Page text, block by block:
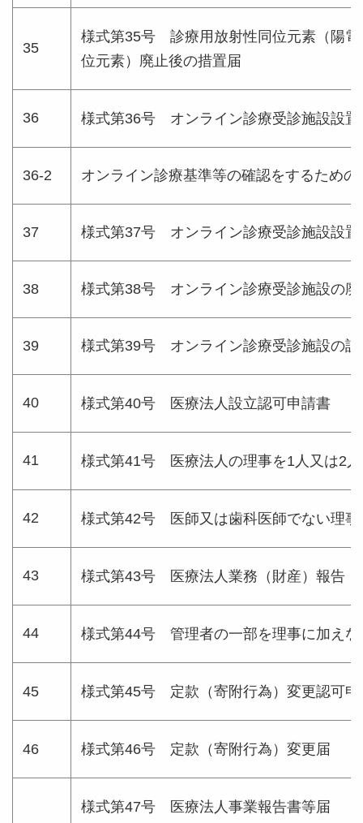
35
様式第35号 診療用放射性同位元素（陽電
位元素）廃止後の措置届
36 様式第36号 オンライン診療受診施設設置
36-2 オンライン診療基準等の確認をするため
37 様式第37号 オンライン診療受診施設設置
38 様式第38号 オンライン診療受診施設の廃
39 様式第39号 オンライン診療受診施設の設
40 様式第40号 医療法人設立認可申請書
41 様式第41号 医療法人の理事を1人又は2
42 様式第42号 医師又は歯科医師でない理事
43 様式第43号 医療法人業務（財産）報告
44 様式第44号 管理者の一部を理事に加えな
45 様式第45号 定款（寄附行為）変更認可申
46 様式第46号 定款（寄附行為）変更届
様式第47号 医療法人事業報告書等届